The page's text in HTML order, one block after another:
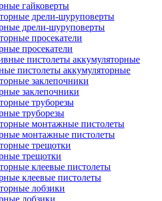
гайковерты
дрели-шуруповерты
просекатели
пистолеты аккумуляторные
заклепочники
труборезы
монтажные пистолеты
трещотки
клеевые пистолеты
лобзики